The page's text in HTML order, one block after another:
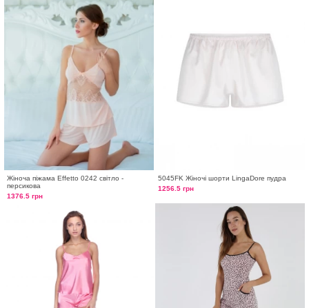
Жіноча піжама Effetto 0242 світло -
персикова
1376.5 грн
5045FK Жіночі шорти LingaDore пудра
1256.5 грн